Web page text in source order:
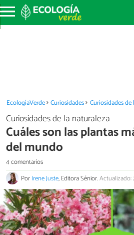
EcologíaVerde Curiosidades Curiosidades
Curiosidades de la naturaleza
Cuáles son las plantas
del mundo
4 comentarios
PorIrene Juste, Editora Sénior.Actualizado: